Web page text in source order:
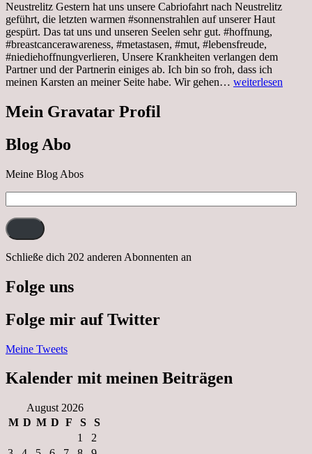
Neustrelitz Gestern hat uns unsere Cabriofahrt nach Neustrelitz
geführt, die letzten warmen #sonnenstrahlen auf unserer Haut
gespürt. Das tat uns und unseren Seelen sehr gut. #hoffnung,
#breastcancerawareness, #metastasen, #mut, #lebensfreude,
#niediehoffnungverlieren, Unsere Krankheiten verlangen dem
Partner und der Partnerin einiges ab. Ich bin so froh, dass ich
meinen Karsten an meiner Seite habe. Wir gehen… Sonnabend,
weiterlesen
Mein Gravatar Profil
Blog Abo
Meine Blog Abos
Mail-
Adresse:
Schließe dich 202 anderen Abonnenten an
Folge uns
Folge mir auf Twitter
Meine Tweets
Kalender mit meinen Beiträgen
August 2026
M D M D F S
S
1
2